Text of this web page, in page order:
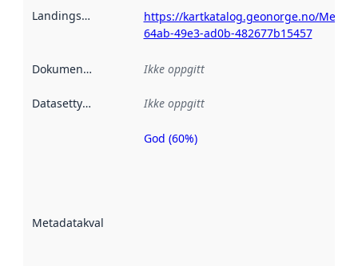
Landingsside
https://kartkatalog.geonorge.no/
64ab-49e3-ad0b-482677b15457
Dokumentasjon Ikke oppgitt
Datasettype Ikke oppgitt
Metadatakvalitet
Metadatakvalitet
God (60%)